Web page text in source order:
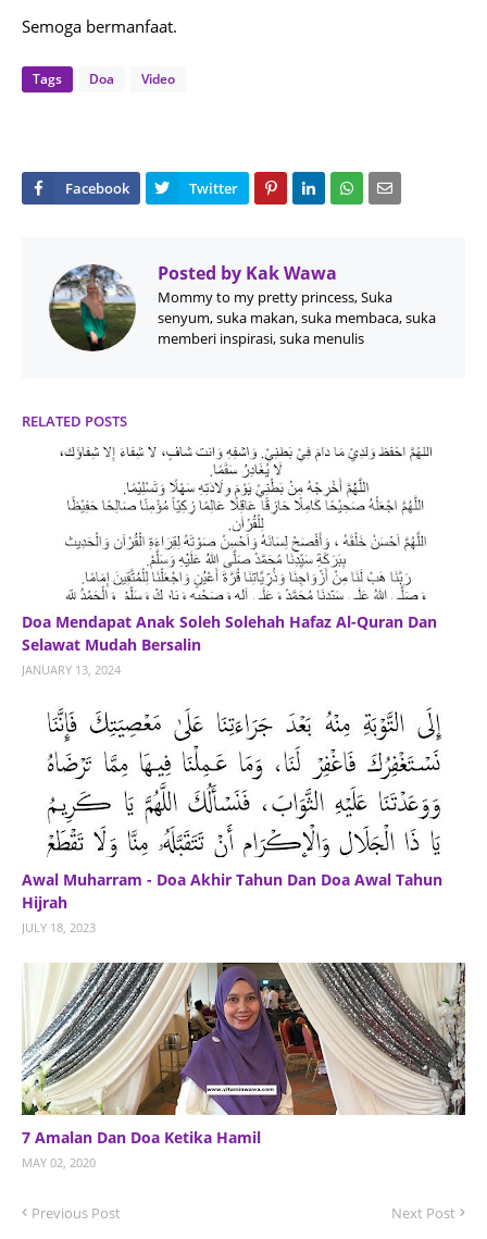
Semoga bermanfaat.
Tags Doa Video
Posted by Kak Wawa
Mommy to my pretty princess, Suka
senyum, suka makan, suka membaca, suka
memberi inspirasi, suka menulis
RELATED POSTS
Doa Mendapat Anak Soleh Solehah Hafaz Al-Quran Dan
Selawat Mudah Bersalin
JANUARY 13, 2024
Awal Muharram - Doa Akhir Tahun Dan Doa Awal Tahun
Hijrah
JULY 18, 2023
7 Amalan Dan Doa Ketika Hamil
MAY 02, 2020
Previous Post Next Post